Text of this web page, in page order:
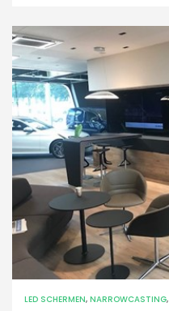
LED SCHERMEN, NARROWCASTING,